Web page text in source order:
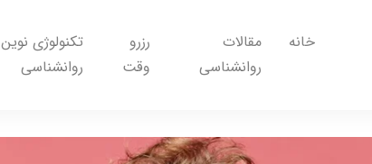
خانه
مقالات
روانشناسی
رزرو
وقت
تکنولوژی نوین
روانشناسی